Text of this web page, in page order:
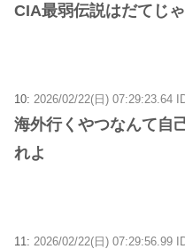
CIA最弱伝説はだてじ
10: 2026/02/22(日) 07:29:23.64
海外行くやつなんて自
れよ
11: 2026/02/22(日) 07:29:56.99